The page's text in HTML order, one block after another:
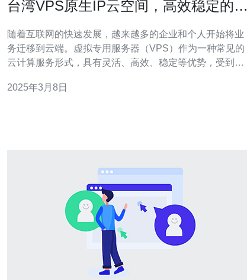
台湾VPS原生IP云空间，高效稳定的选
随着互联网的快速发展，越来越多的企业和个人开始将业
务迁移到云端。虚拟专用服务器（VPS）作为一种常见的
云计算服务形式，具有灵活、高效、稳定等优势，受到了
原生IP云空间成为了一个备受关注的选项。 台湾地理位置
2025年3月8日